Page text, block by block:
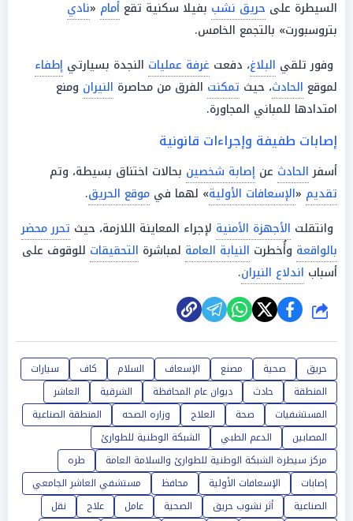
السيطرة على حريق نشب بفيلا سكنية تقعأمام «نادي
بتروسبورت» بالتجمع الخامس.
وفور تلقي البلاغ، دفعت غرفة عمليات النجدة بسيارتي إطفاء
لموقع الحادث، حيث تمكنت الفرق من محاصرة النيران ومنع
امتدادها للمباني المجاورة.
إصابات طفيفة وإجراءات قانونية
أسفرالحادث عن إصابة شخصين بحالات اختناق بسيطة، وتم
تقديم «الإسعافات الأولية» لهما في موقع الحريق.
وانتقلت الأجهزة الأمنية لإجراء المعاينة اللازمة، حيث تحرر محضر
بالواقعة وأُخطرت النيابة العامة لمباشرة التحقيقات للوقوف على
أسباب اندلاع النيران.
شارك
حريق صحية مصنع الإسعاف السلام كاف
سيارات
المنطقة
حادث ديوان عام المحافظة الشرقية
العاشر
المستشفيات
صحة العلاج وزاره الصحه
المنطقة الصناعية
المصابين
الدعم الطبي
الشبكة الوطنية للطوارئ
مركز سيطرة الشبكة الوطنية للطوارئ والسلامة العامة
طره
إصابات
الإسعافات الأولية محافظ
مستشفي العاشر الجامعي
الصناعية
أثر نشوب حريق الصحية عامل علاج
نقل